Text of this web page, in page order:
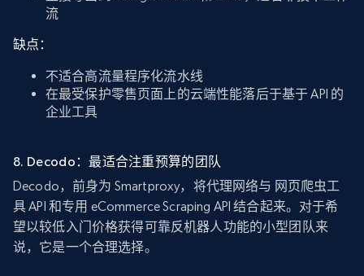
流
缺点：
不适合高流量程序化流水线
在最受保护零售页面上的云端性能落后于基于 API 的
企业工具
8. Decodo：最适合注重预算的团队
Decodo，前身为 Smartproxy，将代理网络与 网页爬虫工
具 API 和专用 eCommerce Scraping API 结合起来。对于希
望以较低入门价格获得可靠反机器人功能的小型团队来
说，它是一个合理选择。